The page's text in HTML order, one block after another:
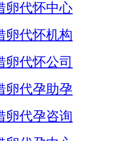
卵代怀中心
卵代怀机构
卵代怀公司
卵代孕助孕
卵代孕咨询